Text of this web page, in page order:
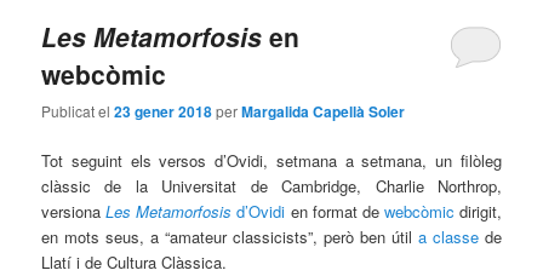
Les Metamorfosis en
webcòmic
Publicat el23 gener 2018perMargalida Capellà Soler
Tot seguint els versos d’Ovidi, setmana a setmana, un filòleg
clàssic de la Universitat de Cambridge, Charlie Northrop,
versionaLes Metamorfosis d’Ovidi en format de webcòmic dirigit,
en mots seus, a “amateur classicists”, però ben útil a classede
Llatí i de Cultura Clàssica.